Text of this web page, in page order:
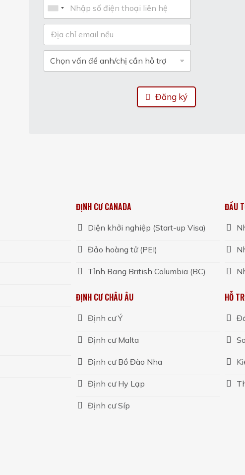
Đăng ký
ĐỊNH CƯ CANADA
Diện khởi nghiệp (Start-up Visa)
Đảo hoàng tử (PEI)
Tỉnh Bang British Columbia (BC)
ĐỊNH CƯ CHÂU ÂU
Định cư Ý
Định cư Malta
Định cư Bồ Đào Nha
Định cư Hy Lạp
Định cư Síp
ĐẦU
HỖ